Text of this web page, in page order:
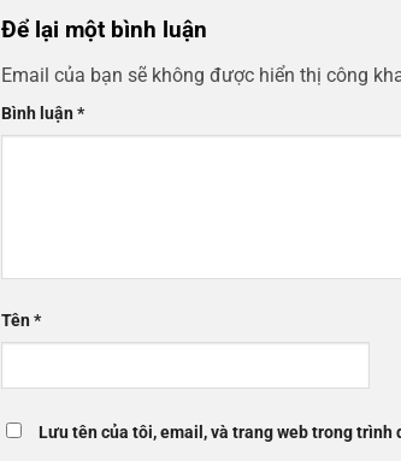
Để lại một bình luận
Email của bạn sẽ không được hiển thị công
Bình luận*
Tên*
Lưu tên của tôi, email, và trang web trong